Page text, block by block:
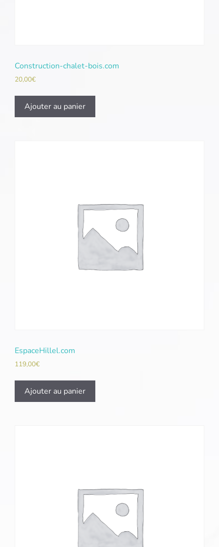
Construction-chalet-bois.com
20,00€
Ajouter au panier
EspaceHillel.com
119,00€
Ajouter au panier